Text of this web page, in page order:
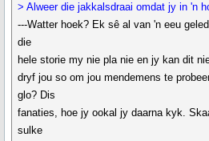
> Alweer die jakkalsdraai omdat jy in 'n
---Watter hoek? Ek sê al van 'n eeu
die
hele storie my nie pla nie en jy kan dit
dryf jou so om jou mendemens te
glo? Dis
fanaties, hoe jy ookal jy daarna kyk.
sulke